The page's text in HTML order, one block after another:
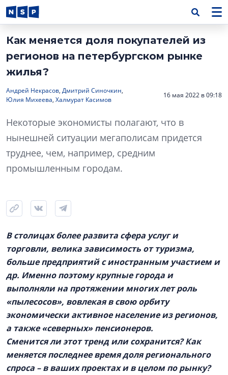
Как меняется доля покупателей из
регионов на петербургском рынке
жилья?
Андрей Некрасов, Дмитрий Синочкин,
Юлия Михеева, Халмурат Касимов
16 мая 2022 в 09:18
Некоторые экономисты полагают, что в
нынешней ситуации мегаполисам придется
труднее, чем, например, средним
промышленным городам.
В столицах более развита сфера услуг и
торговли, велика зависимость от туризма,
больше предприятий с иностранным участием и
др. Именно поэтому крупные города и
выполняли на протяжении многих лет роль
«пылесосов», вовлекая в свою орбиту
экономически активное население из регионов,
а также «северных» пенсионеров.
Сменится ли этот тренд или сохранится? Как
меняется последнее время доля регионального
спроса – в ваших проектах и в целом по рынку?